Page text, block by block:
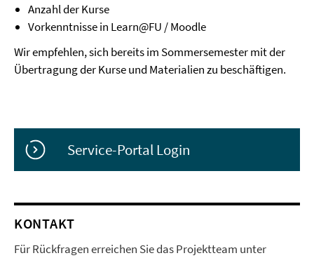
Anzahl der Kurse
Vorkenntnisse in Learn@FU / Moodle
Wir empfehlen, sich bereits im Sommersemester mit der
Übertragung der Kurse und Materialien zu beschäftigen.
Service-Portal Login
KONTAKT
Für Rückfragen erreichen Sie das Projektteam unter